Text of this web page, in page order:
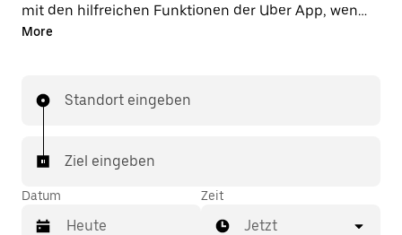
mit den hilfreichen Funktionen der Uber App, wenn
du Fahrten über die Uber App in Leutasch
bestellen und dir günstige Vorab-Fixpreise für jede
More
Standort eingeben
Ziel eingeben
Datum Zeit
Jetzt